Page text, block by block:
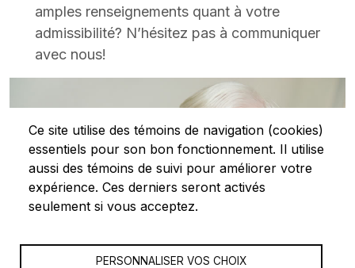
amples renseignements quant à votre
admissibilité? N’hésitez pas à communiquer
avec nous!
Ce site utilise des témoins de navigation (cookies)
essentiels pour son bon fonctionnement. Il utilise
aussi des témoins de suivi pour améliorer votre
expérience. Ces derniers seront activés
seulement si vous acceptez.
PERSONNALISER VOS CHOIX